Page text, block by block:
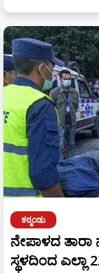
ಕಠ್ಮಂಡು
ನೇಪಾಳದ
ಸ್ಥಳದಿಂದ ಎಲ್ಲಾ